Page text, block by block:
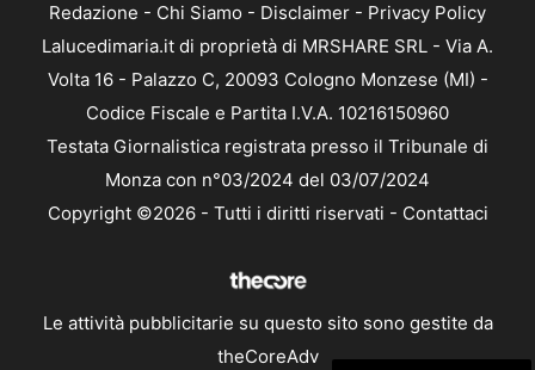
Redazione - Chi Siamo - Disclaimer - Privacy Policy
Lalucedimaria.it di proprietà di MRSHARE SRL - Via A.
Volta 16 - Palazzo C, 20093 Cologno Monzese (MI) -
Codice Fiscale e Partita I.V.A. 10216150960
Testata Giornalistica registrata presso il Tribunale di
Monza con n°03/2024 del 03/07/2024
Copyright ©2026 - Tutti i diritti riservati - Contattaci
Le attività pubblicitarie su questo sito sono gestite da
theCoreAdv